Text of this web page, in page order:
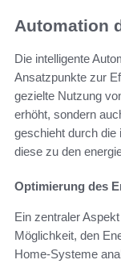
Automation
Die intelligente
Ansatzpunkte zur
gezielte Nutzung
erhöht, sondern
geschieht durch die
diese zu den
Optimierung des
Ein zentraler
Möglichkeit, den
Home-Systeme